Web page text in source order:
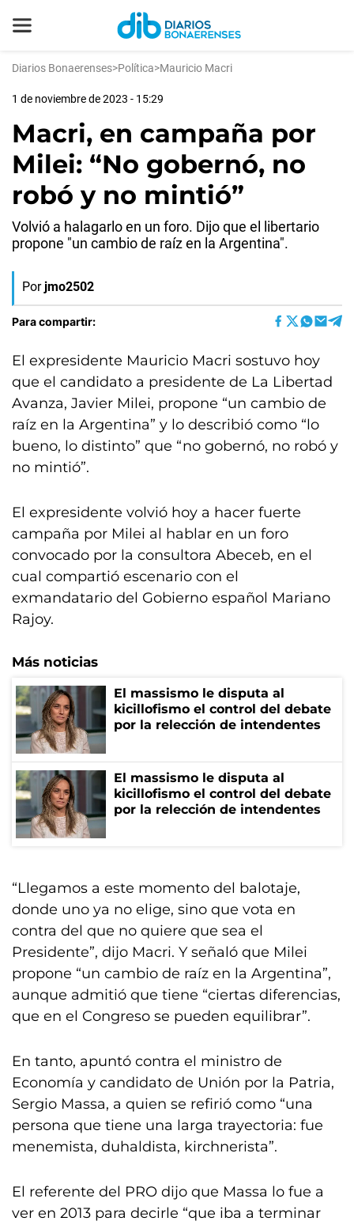
Diarios Bonaerenses>Política>Mauricio Macri
1 de noviembre de 2023 - 15:29
Macri, en campaña por
Milei: “No gobernó, no
robó y no mintió”
Volvió a halagarlo en un foro. Dijo que el libertario
propone "un cambio de raíz en la Argentina".
Por jmo2502
Para compartir:
El expresidente Mauricio Macri sostuvo hoy
que el candidato a presidente de La Libertad
Avanza, Javier Milei, propone “un cambio de
raíz en la Argentina” y lo describió como “lo
bueno, lo distinto” que “no gobernó, no robó y
no mintió”.
El expresidente volvió hoy a hacer fuerte
campaña por Milei al hablar en un foro
convocado por la consultora Abeceb, en el
cual compartió escenario con el
exmandatario del Gobierno español Mariano
Rajoy.
Más noticias
El massismo le disputa al
kicillofismo el control del debate
por la relección de intendentes
El massismo le disputa al
kicillofismo el control del debate
por la relección de intendentes
“Llegamos a este momento del balotaje,
donde uno ya no elige, sino que vota en
contra del que no quiere que sea el
Presidente”, dijo Macri. Y señaló que Milei
propone “un cambio de raíz en la Argentina”,
aunque admitió que tiene “ciertas diferencias,
que en el Congreso se pueden equilibrar”.
En tanto, apuntó contra el ministro de
Economía y candidato de Unión por la Patria,
Sergio Massa, a quien se refirió como “una
persona que tiene una larga trayectoria: fue
menemista, duhaldista, kirchnerista”.
El referente del PRO dijo que Massa lo fue a
ver en 2013 para decirle “que iba a terminar